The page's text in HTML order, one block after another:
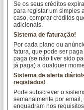
Se os seus créditos
para registar um simples
caso, comprar créditos
adicionais.
Sistema de faturação!
Por cada plano ou
fatura, que pode ser
paga (se não tiver sido
já paga) a qualquer
Sistema de alerta
registados!
Pode subscrever o
semanalmente por
enquadram nos